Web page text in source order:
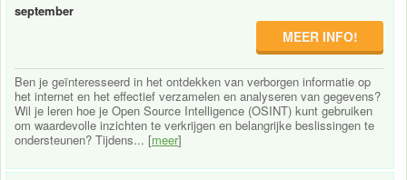
september
MEER INFO!
Ben je geïnteresseerd in het ontdekken van verborgen informatie op
het internet en het effectief verzamelen en analyseren van gegevens?
Wil je leren hoe je Open Source Intelligence (OSINT) kunt gebruiken
om waardevolle inzichten te verkrijgen en belangrijke beslissingen te
ondersteunen? Tijdens... [meer]